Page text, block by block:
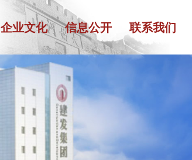
企业文化 信息公开 联系我们